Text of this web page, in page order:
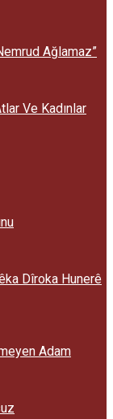
Ağlamaz”
Ve Kadınlar
Dîroka Hunerê
Adam